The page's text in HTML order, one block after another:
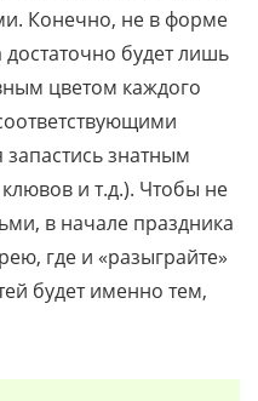
Конечно, не в форме
будет лишь
цветом каждого
знатным
и т.д.). Чтобы не
в начале праздника
где и «разыграйте»
будет именно тем,